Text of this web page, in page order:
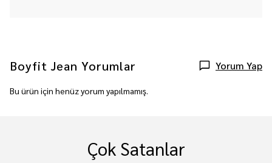
Boyfit Jean Yorumlar Yorum Yap
Bu ürün için henüz yorum yapılmamış.
Çok Satanlar